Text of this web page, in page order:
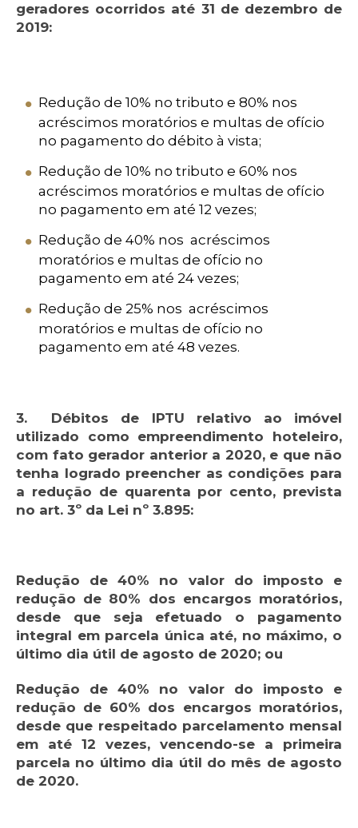
geradores ocorridos até 31 de dezembro de
2019:
Redução de 10% no tributo e 80% nos
acréscimos moratórios e multas de ofício
no pagamento do débito à vista;
Redução de 10% no tributo e 60% nos
acréscimos moratórios e multas de ofício
no pagamento em até 12 vezes;
Redução de 40% nos acréscimos
moratórios e multas de ofício no
pagamento em até 24 vezes;
Redução de 25% nos acréscimos
moratórios e multas de ofício no
pagamento em até 48 vezes.
3. Débitos de IPTU relativo ao imóvel
utilizado como empreendimento hoteleiro,
com fato gerador anterior a 2020, e que não
tenha logrado preencher as condições para
a redução de quarenta por cento, prevista
no art. 3º da Lei nº 3.895:
Redução de 40% no valor do imposto e
redução de 80% dos encargos moratórios,
desde que seja efetuado o pagamento
integral em parcela única até, no máximo, o
último dia útil de agosto de 2020; ou
Redução de 40% no valor do imposto e
redução de 60% dos encargos moratórios,
desde que respeitado parcelamento mensal
em até 12 vezes, vencendo-se a primeira
parcela no último dia útil do mês de agosto
de 2020.